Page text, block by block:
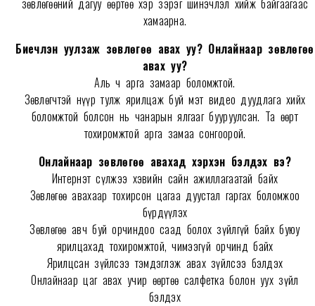
зөвлөгөөний дагуу өөртөө хэр зэрэг шинэчлэл хийж байгаагаас
хамаарна.
Биечлэн уулзаж зөвлөгөө авах уу? Онлайнаар зөвлөгөө
авах уу?
Аль ч арга замаар боломжтой.
Зөвлөгчтэй нүүр тулж ярилцаж буй мэт видео дуудлага хийх
боломжтой болсон нь чанарын ялгааг бууруулсан. Та өөрт
тохиромжтой арга замаа сонгоорой.
Онлайнаар зөвлөгөө авахад хэрхэн бэлдэх вэ?
Интернэт сүлжээ хэвийн сайн ажиллагаатай байх
Зөвлөгөө авахаар тохирсон цагаа дуустал гаргах боломжоо
бүрдүүлэх
Зөвлөгөө авч буй орчиндоо саад болох зүйлгүй байх буюу
ярилцахад тохиромжтой, чимээгүй орчинд байх
Ярилцсан зүйлсээ тэмдэглэж авах зүйлсээ бэлдэх
Онлайнаар цаг авах учир өөртөө салфетка болон уух зүйл
бэлдэх